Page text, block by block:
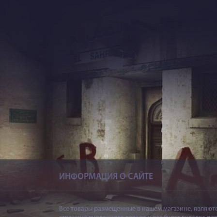
ИНФОРМАЦИЯ О САЙТЕ
Все товары размещенные в нашем магазине,